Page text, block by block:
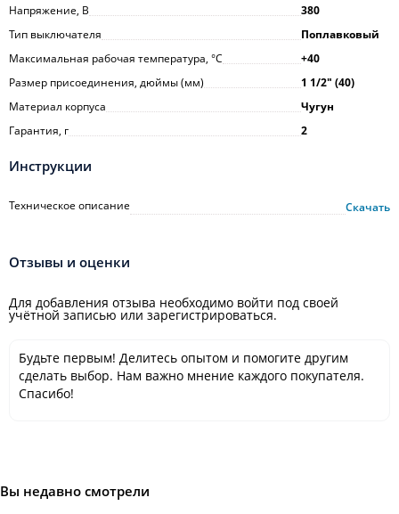
Напряжение, В
380
Тип выключателя
Поплавковый
Максимальная рабочая температура, °С
+40
Размер присоединения, дюймы (мм)
1 1/2ʺ (40)
Материал корпуса
Чугун
Гарантия, г
2
Инструкции
Техническое описание Скачать
Отзывы и оценки
Для добавления отзыва необходимо войти под своей
учётной записью или зарегистрироваться.
Будьте первым! Делитесь опытом и помогите другим
сделать выбор. Нам важно мнение каждого покупателя.
Спасибо!
Вы недавно смотрели